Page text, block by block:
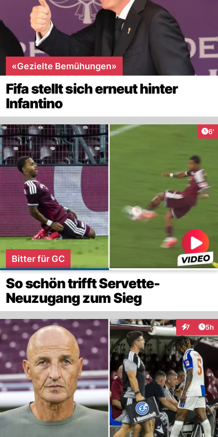
«Gezielte Bemühungen»
Fifa stellt sich erneut hinter
Infantino
6'
Bitter für GC
So schön trifft Servette-
Neuzugang zum Sieg
7 5h